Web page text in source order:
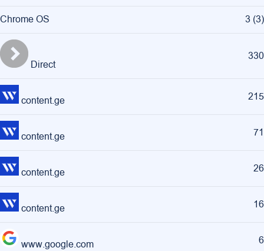
Chrome OS 3 (3)
Direct
330
content.ge 215
content.ge 71
content.ge 26
content.ge 16
www.google.com 6